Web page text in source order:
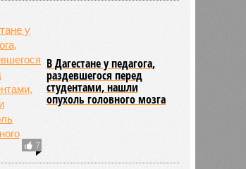
7
В Дагестане у педагога,
раздевшегося перед
студентами, нашли
опухоль головного мозга